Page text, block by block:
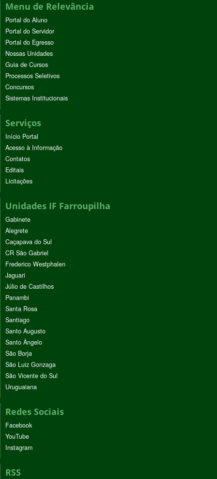
Menu de Relevância
Portal do Aluno
Portal do Servidor
Portal do Egresso
Nossas Unidades
Guia de Cursos
Processos Seletivos
Concursos
Sistemas Institucionais
Serviços
Início Portal
Acesso à Informação
Contatos
Editais
Licitações
Unidades IF Farroupilha
Gabinete
Alegrete
Caçapava do Sul
CR São Gabriel
Frederico Westphalen
Jaguari
Júlio de Castilhos
Panambi
Santa Rosa
Santiago
Santo Augusto
Santo Ângelo
São Borja
São Luiz Gonzaga
São Vicente do Sul
Uruguaiana
Redes Sociais
Facebook
YouTube
Instagram
RSS